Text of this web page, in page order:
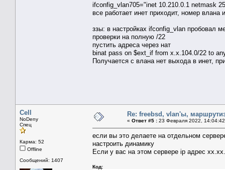
ifconfig_vlan705="inet 10.210.0.1 netmask
все работает инет приходит, номер
ззы: в настройках ifconfig_vlan пробовал
проверки на полную /22
пустить адреса через нат
binat pass on $ext_if from x.x.104.0/22 to
Получается с влана нет выхода в инет,
Cell
NoDeny
Спец
Карма: 52
Offline
Сообщений: 1407
Re: freebsd, vlan'ы,
« Ответ #5 : 23 Февраля 2022,
если вы это делаете на отдельном
настроить динамику
Если у вас на этом сервере ip адрес
Код: